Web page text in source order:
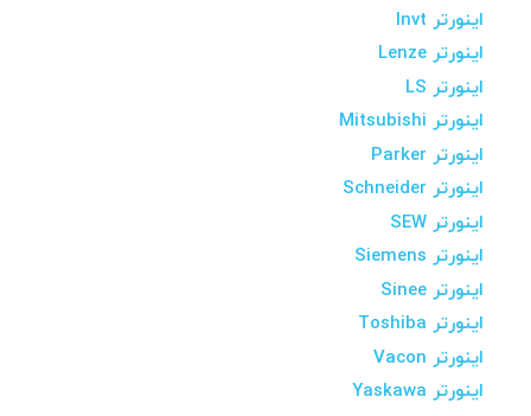
اینورتر Invt
اینورتر Lenze
اینورتر LS
اینورتر Mitsubishi
اینورتر Parker
اینورتر Schneider
اینورتر SEW
اینورتر Siemens
اینورتر Sinee
اینورتر Toshiba
اینورتر Vacon
اینورتر Yaskawa